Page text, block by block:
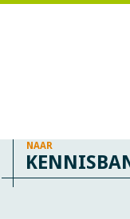
NAAR